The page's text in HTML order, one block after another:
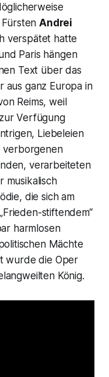
FürstenAndrei
verspätet hatte
Paris hängen
Text über das
aus ganz Europa in
Reims, weil
Verfügung
Liebeleien
verborgenen
verarbeiteten
musikalisch
die sich am
„Frieden-stiftendem“
harmlosen
Mächte
wurde die Oper
König.